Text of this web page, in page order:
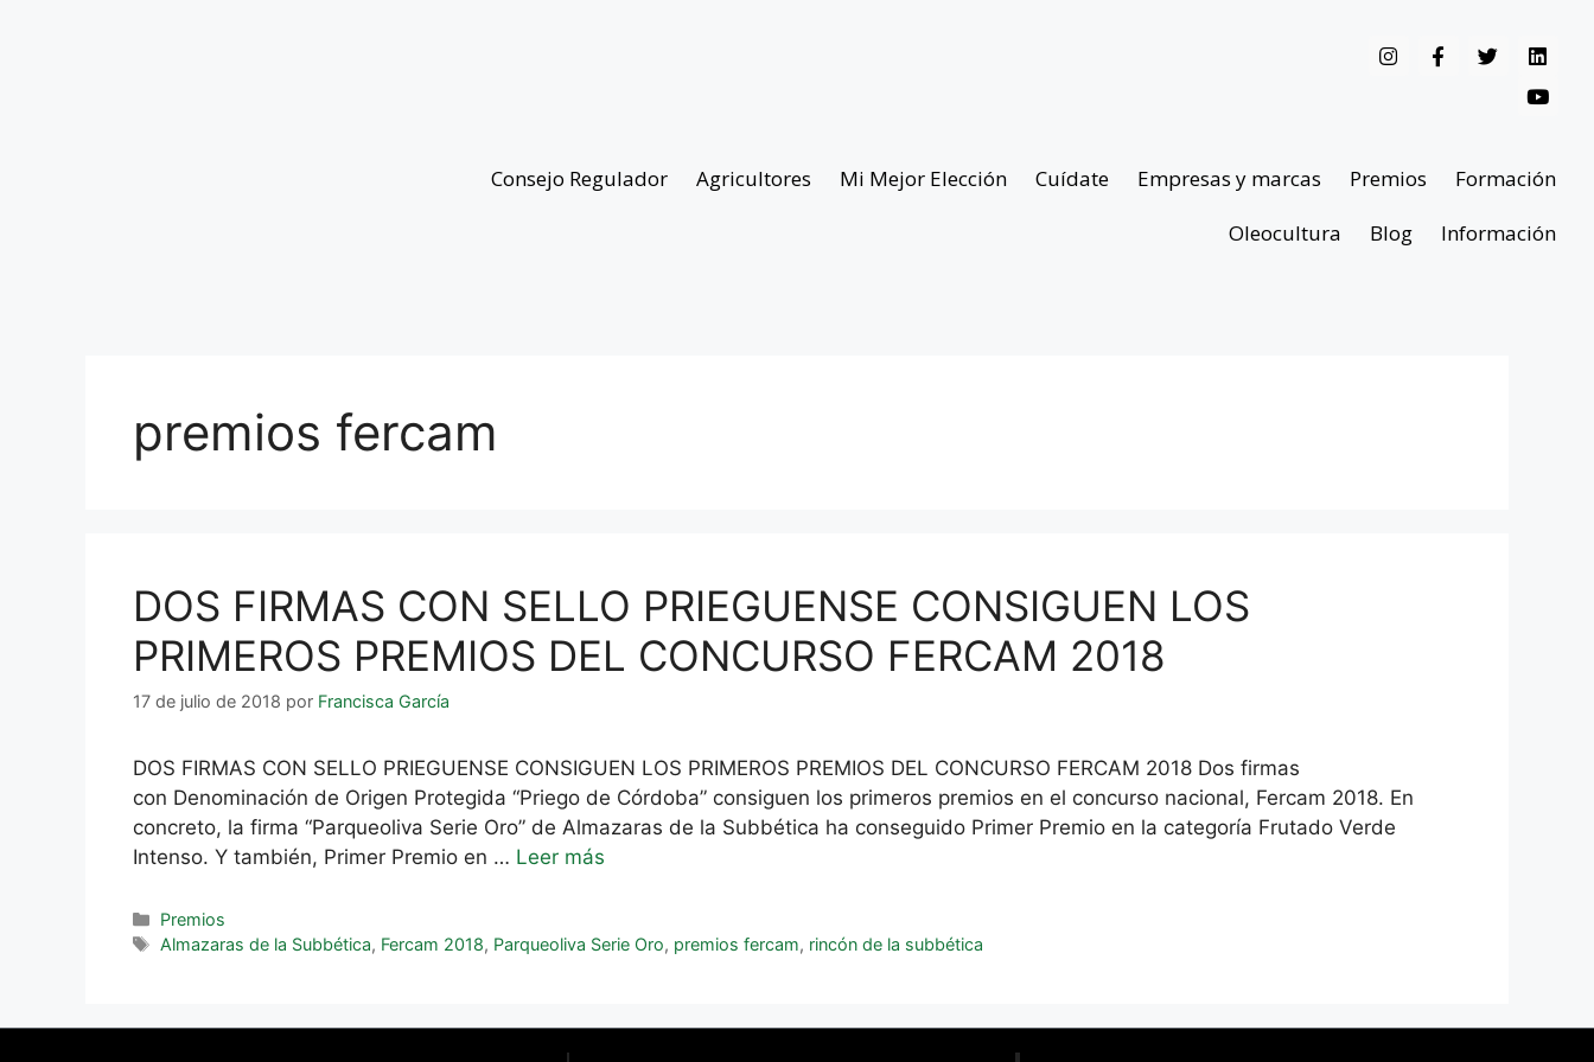
Consejo Regulador Agricultores Mi Mejor Elección Cuídate Empresas y marcas Premios
Formación
Oleocultura
Blog Información
premios fercam
DOS FIRMAS CON SELLO PRIEGUENSE CONSIGUEN LOS
PRIMEROS PREMIOS DEL CONCURSO FERCAM 2018
17 de julio de 2018 por Francisca García
DOS FIRMAS CON SELLO PRIEGUENSE CONSIGUEN LOS PRIMEROS PREMIOS DEL CONCURSO FERCAM 2018 Dos firmas
con Denominación de Origen Protegida “Priego de Córdoba” consiguen los primeros premios en el concurso nacional, Fercam 2018. En
concreto, la firma “Parqueoliva Serie Oro” de Almazaras de la Subbética ha conseguido Primer Premio en la categoría Frutado Verde
Intenso. Y también, Primer Premio en … Leer más
Premios
Almazaras de la Subbética, Fercam 2018, Parqueoliva Serie Oro, premios fercam, rincón de la subbética